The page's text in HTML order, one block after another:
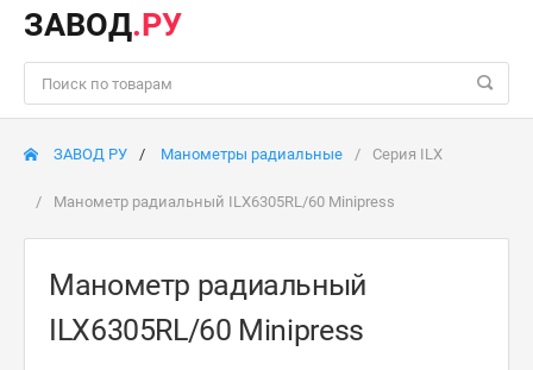
ЗАВОД.РУ
ЗАВОД РУ Манометры радиальные Серия ILX
Манометр радиальный ILX6305RL/60 Minipress
Манометр радиальный
ILX6305RL/60 Minipress